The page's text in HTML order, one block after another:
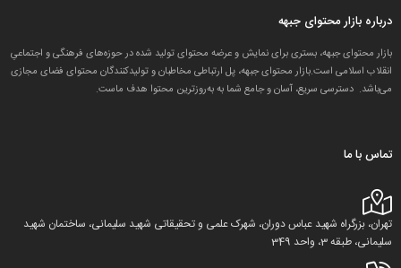
درباره بازار محتوای جبهه
بازار محتوای جبهه، بستری برای نمایش و عرضه محتوای تولید شده در حوزه‌های فرهنگی و اجتماعیِ
انقلاب اسلامی است.بازار محتوای جبهه، پل ارتباطی مخاطبان و تولید‌کنندگان محتوای فضای مجازی
می‌باشد. دسترسی سریع، آسان و جامع شما به به‌روزترین محتوا هدف ماست.
تماس با ما
تهران، بزرگراه شهید عباس دوران، شهرک علمی و تحقیقاتی شهید سلیمانی، ساختمان شهید
سلیمانی، طبقه 3، واحد 349